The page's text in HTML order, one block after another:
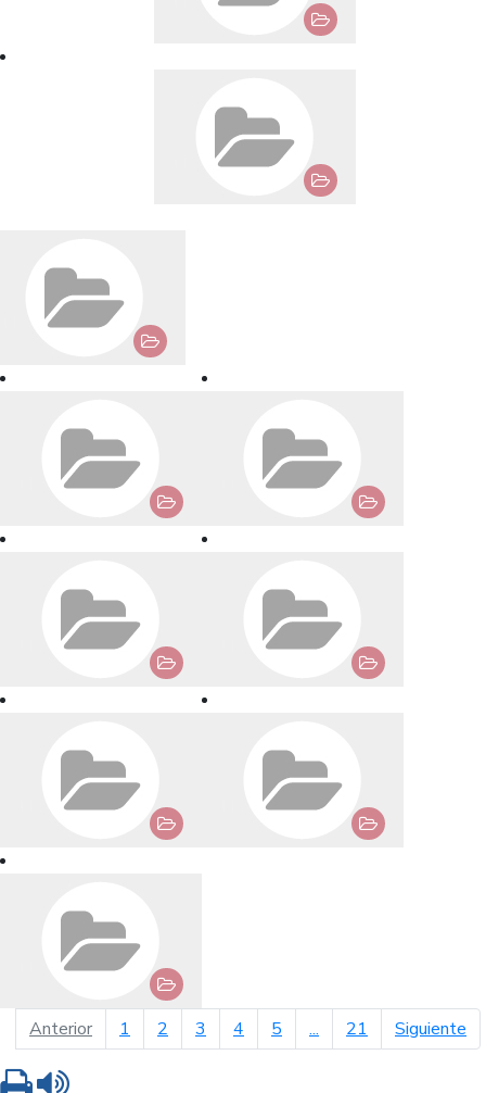
Anteriorpágina anterior
1 2 3 4 5 ... 21 Siguiente
Imprimir